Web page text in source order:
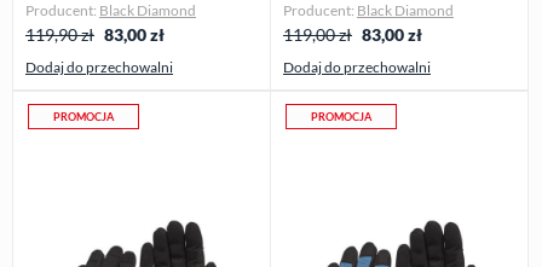
Producent: Black Diamond
119,90 zł 83,00zł
Dodaj do przechowalni
Producent: Black Diamond
119,00 zł 83,00zł
Dodaj do przechowalni
PROMOCJA PROMOCJA